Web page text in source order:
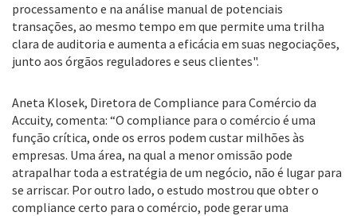
processamento e na análise manual de potenciais
transações, ao mesmo tempo em que permite uma trilha
clara de auditoria e aumenta a eficácia em suas negociações,
junto aos órgãos reguladores e seus clientes".
Aneta Klosek, Diretora de Compliance para Comércio da
Accuity, comenta: “O compliance para o comércio é uma
função crítica, onde os erros podem custar milhões às
empresas. Uma área, na qual a menor omissão pode
atrapalhar toda a estratégia de um negócio, não é lugar para
se arriscar. Por outro lado, o estudo mostrou que obter o
compliance certo para o comércio, pode gerar uma